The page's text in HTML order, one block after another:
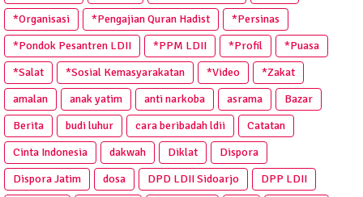
*Organisasi
*Pengajian Quran Hadist
*Persinas
*Pondok Pesantren LDII
*PPM LDII *Profil
*Puasa
*Salat
*Sosial Kemasyarakatan *Video
*Zakat
amalan
anak yatim anti narkoba asrama
Bazar
Berita
budi luhur cara beribadah ldii
Catatan
Cinta Indonesia
dakwah Diklat
Dispora
Dispora Jatim
dosa DPD LDII Sidoarjo
DPP LDII